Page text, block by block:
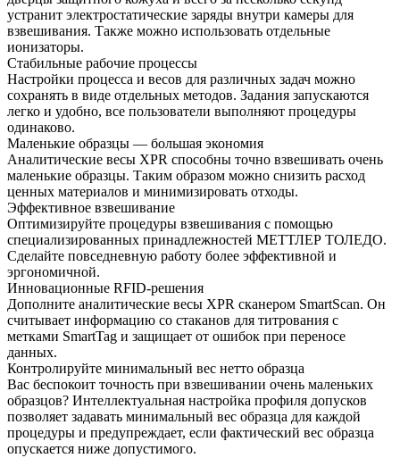
устранит электростатические заряды внутри камеры для
взвешивания. Также можно использовать отдельные
ионизаторы.
Стабильные рабочие процессы
Настройки процесса и весов для различных задач можно
сохранять в виде отдельных методов. Задания запускаются
легко и удобно, все пользователи выполняют процедуры
одинаково.
Маленькие образцы — большая экономия
Аналитические весы XPR способны точно взвешивать очень
маленькие образцы. Таким образом можно снизить расход
ценных материалов и минимизировать отходы.
Эффективное взвешивание
Оптимизируйте процедуры взвешивания с помощью
специализированных принадлежностей МЕТТЛЕР ТОЛЕДО.
Сделайте повседневную работу более эффективной и
эргономичной.
Инновационные RFID-решения
Дополните аналитические весы XPR сканером SmartScan. Он
считывает информацию со стаканов для титрования с
метками SmartTag и защищает от ошибок при переносе
данных.
Контролируйте минимальный вес нетто образца
Вас беспокоит точность при взвешивании очень маленьких
образцов? Интеллектуальная настройка профиля допусков
позволяет задавать минимальный вес образца для каждой
процедуры и предупреждает, если фактический вес образца
опускается ниже допустимого.